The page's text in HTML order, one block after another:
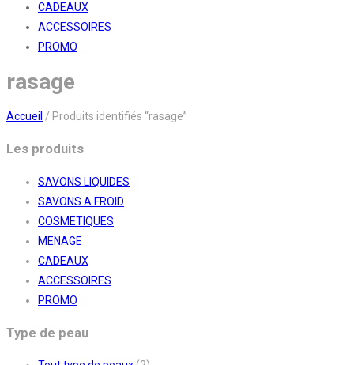
CADEAUX
ACCESSOIRES
PROMO
rasage
Accueil / Produits identifiés “rasage”
Les produits
SAVONS LIQUIDES
SAVONS A FROID
COSMETIQUES
MENAGE
CADEAUX
ACCESSOIRES
PROMO
Type de peau